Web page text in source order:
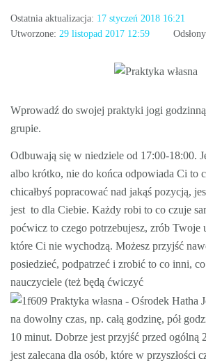
Ostatnia aktualizacja: 17 styczeń 2018 16:21
Utworzone: 29 listopad 2017 12:59
Wprowadź do swojej praktyki jogi
grupie.
Odbuwają się w niedziele od 17:00-18:00.
albo krótko, nie do końca odpowiada Ci to
chicałbyś popracować nad jakąś pozycją,
jest to dla Ciebie. Każdy robi to co czuje
poćwicz to czego potrzebujesz, zrób Twoje
które Ci nie wychodzą. Możesz przyjść
posiedzieć, podpatrzeć i zrobić to co inni,
nauczyciele (też będą ćwiczyć
na dowolny czas, np. całą godzinę, pół
10 minut. Dobrze jest przyjść przed ogólną
jest zalecana dla osób, które w przyszłości